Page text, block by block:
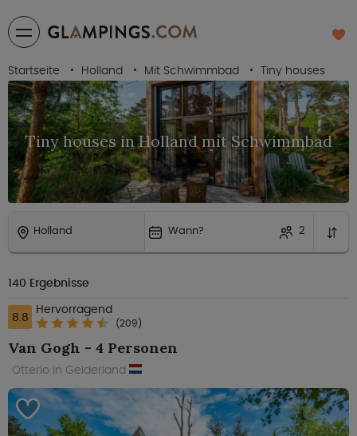
Startseite Holland Mit Schwimmbad Tiny houses
Tiny houses in Holland mit Schwimmbad
Holland Wann? 2
140 Ergebnisse
8.8 Hervorragend
(209)
Van Gogh - 4 Personen
Otterlo in Gelderland